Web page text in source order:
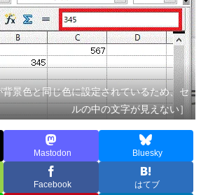
景色と同じ色に設定されているため、セ
ルの中の文字が見えない］
Mastodon Bluesky
Facebook はてブ